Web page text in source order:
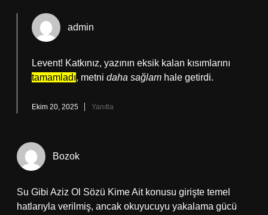
admin
Levent! Katkınız, yazının eksik kalan kısımlarını
tamamladı, metni daha sağlam hale getirdi.
Ekim 20, 2025 Yanıtla
Bozok
Su Gibi Aziz Ol Sözü Kime Ait konusu girişte temel
hatlarıyla verilmiş, ancak okuyucuyu yakalama gücü